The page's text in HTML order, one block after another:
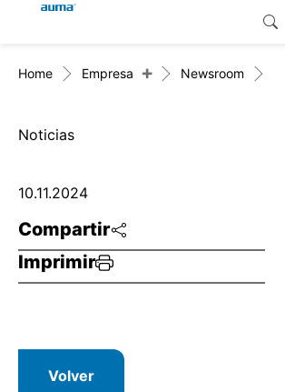
Productos
Soluciones
Servicio
Empresa
Global
Europa
Asia y Pacífico
Norteamérica
Búsqueda
Home Empresa + Newsroom
Noticias
Compartir
Imprimir
10.11.2024
Volver